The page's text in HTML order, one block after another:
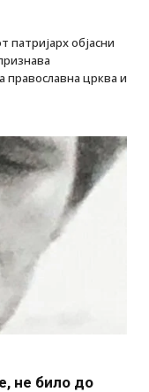
патријарх објасни
православна црква и
не било до